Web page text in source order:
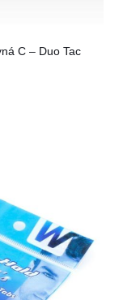
C – Duo Tac